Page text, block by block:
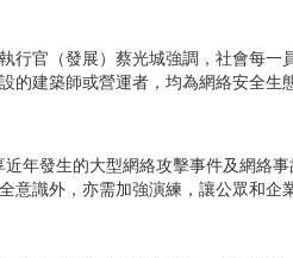
官（發展）蔡光城強調，社會每一
的建築師或營運者，均為網絡安全生
年發生的大型網絡攻擊事件及網絡
意識外，亦需加強演練，讓公眾和企